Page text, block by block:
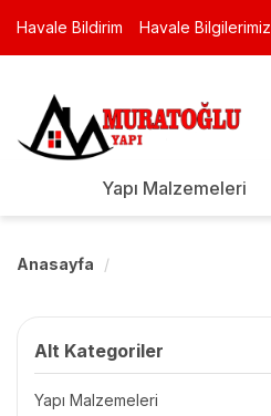
Havale Bildirim Havale Bilgilerimiz
Yapı Malzemeleri
Anasayfa
Alt Kategoriler
Yapı Malzemeleri